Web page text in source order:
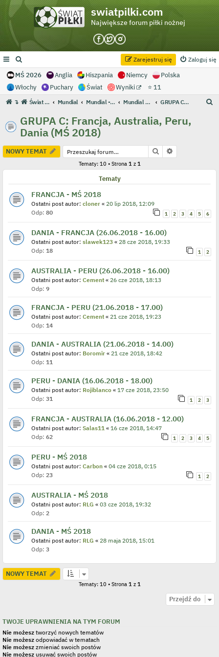
swiatpilki.com
Największe forum piłki nożnej
Zaloguj się
Zarejestruj się
MŚ 2026 Anglia Hiszpania Niemcy
Polska
Włochy
Puchary Świat Wyniki ⭐ 11
↴ Świat Piłki - Największe forum piłki nożnej Mundial Mundial - Archiwum Mundial 2018 Rosja GRUPA C: Francja, Australia, Peru, Dania (MŚ 2018)
GRUPA C: Francja, Australia, Peru,
Dania (MŚ 2018)
NOWY TEMAT Szukaj
Tematy: 10 • Strona 1z 1
Tematy
FRANCJA - MŚ 2018
Ostatni post autor: cloner « 20 lip 2018, 12:09
Odp: 80 1 2 3 4 5 6
DANIA - FRANCJA (26.06.2018 - 16.00)
Ostatni post autor: slawek123 « 28 cze 2018, 19:33
Odp: 18 1 2
AUSTRALIA - PERU (26.06.2018 - 16.00)
Ostatni post autor: Cement « 26 cze 2018, 18:13
Odp: 9
FRANCJA - PERU (21.06.2018 - 17.00)
Ostatni post autor: Cement « 21 cze 2018, 19:23
Odp: 14
DANIA - AUSTRALIA (21.06.2018 - 14.00)
Ostatni post autor: Boromir « 21 cze 2018, 18:42
Odp: 11
PERU - DANIA (16.06.2018 - 18.00)
Ostatni post autor: Rojiblanco « 17 cze 2018, 23:50
Odp: 31 1 2 3
FRANCJA - AUSTRALIA (16.06.2018 - 12.00)
Ostatni post autor: Salas11 « 16 cze 2018, 14:47
Odp: 62 1 2 3 4 5
PERU - MŚ 2018
Ostatni post autor: Carbon « 04 cze 2018, 0:15
Odp: 23 1 2
AUSTRALIA - MŚ 2018
Ostatni post autor: RLG « 03 cze 2018, 19:32
Odp: 2
DANIA - MŚ 2018
Ostatni post autor: RLG « 28 maja 2018, 15:01
Odp: 3
NOWY TEMAT
Tematy: 10 • Strona 1z 1
Przejdź do
TWOJE UPRAWNIENIA NA TYM FORUM
Nie możesz tworzyć nowych tematów
Nie możesz odpowiadać w tematach
Nie możesz zmieniać swoich postów
Nie możesz usuwać swoich postów